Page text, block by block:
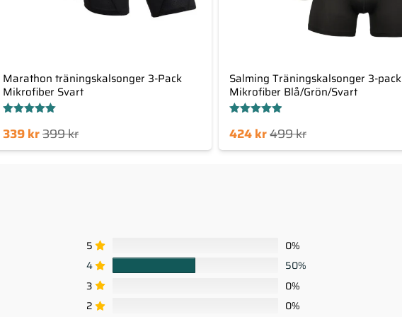
Marathon träningskalsonger 3-Pack
Mikrofiber Svart
5.00
av 5
399kr
Det
339kr
Salming Träningskalsonger 3-pack
Mikrofiber Blå/Grön/Svart
4.88
499kr
Det
ursprungliga
424kr
Det
nuvarande
5
0%
4
50%
3
0%
2
0%